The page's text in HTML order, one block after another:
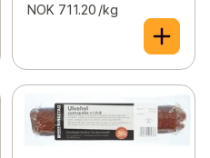
NOK 711.20 /kg